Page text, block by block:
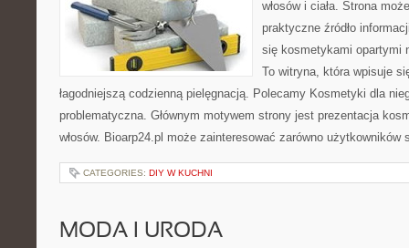
włosów i ciała. Strona
praktyczne źródło
się kosmetykami opartymi
To witryna, która wpisuje
łagodniejszą codzienną pielęgnacją. Polecamy Kosmetyki dla
problematyczna. Głównym motywem strony jest prezentacja
włosów. Bioarp24.pl może zainteresować zarówno
CATEGORIES: DIY W KUCHNI
MODA I URODA